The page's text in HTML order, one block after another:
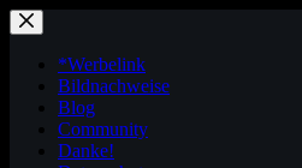
Zum
Inhalt
springen*Werbelink
Bildnachweise
Blog
Community
Danke!